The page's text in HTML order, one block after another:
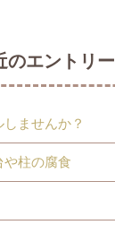
のエントリー
ませんか？
柱の腐食